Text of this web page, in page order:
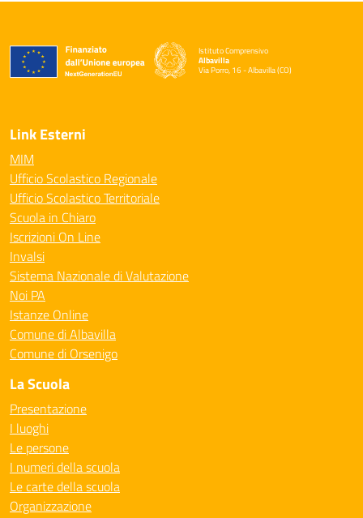
Istituto Comprensivo
Albavilla
Via Porro, 16 - Albavilla (CO)
— Visita la pagina iniziale della scuola
Link Esterni
MIM
Ufficio Scolastico Regionale
Ufficio Scolastico Territoriale
Scuola in Chiaro
Iscrizioni On Line
Invalsi
Sistema Nazionale di Valutazione
Noi PA
Istanze Online
Comune di Albavilla
Comune di Orsenigo
La Scuola
Presentazione
I luoghi
Le persone
I numeri della scuola
Le carte della scuola
Organizzazione